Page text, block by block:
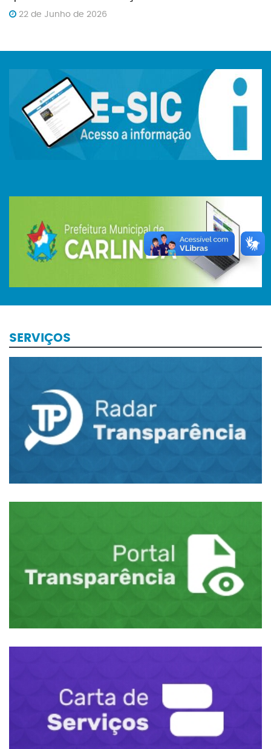
22 de Junho de 2026
SERVIÇOS